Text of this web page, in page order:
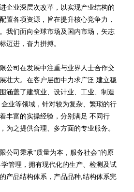
企业深层次改革，以实现产业结构的
置各项资源，旨在提升核心竞争力，
我们面向全球市场及国内市场，矢志
迈进，奋力拼搏。
公司在发展中注重与业界人士合作交
壮大。在客户层面中力求广泛 建立稳
涵盖了建筑业、设计业、工业、制造
业等领域，针对较为复杂、繁琐的行
丰富的实操经验，分别满足 不同行
为之提供合理、多方面的专业服务。
公司秉承“质量为本，服务社会”的原
管理，拥有现代化的生产、检测及试
产品结构体系，产品品种,结构体系完